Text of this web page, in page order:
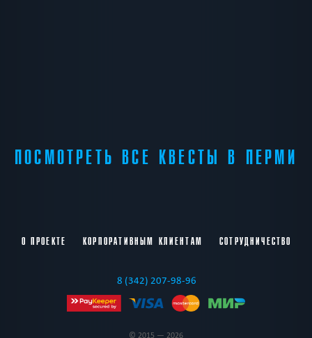
ПОСМОТРЕТЬ ВСЕ КВЕСТЫ В ПЕРМИ
О ПРОЕКТЕ КОРПОРАТИВНЫМ КЛИЕНТАМ СОТРУДНИЧЕСТВО
8 (342) 207-98-96
© 2015 — 2026